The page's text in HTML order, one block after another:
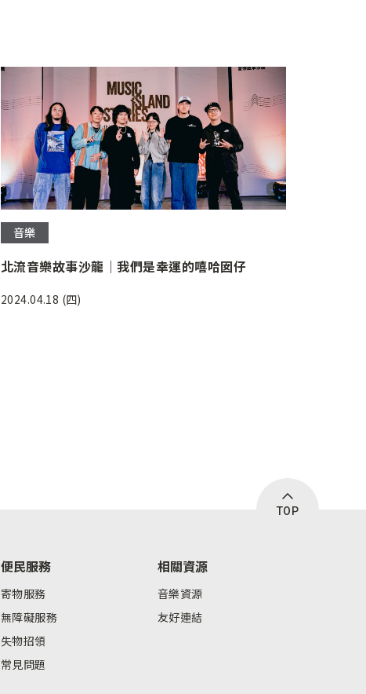
音樂
北流音樂故事沙龍｜我們是幸運的嘻哈囡仔
2024.04.18 (四)
TOP
便民服務
寄物服務
無障礙服務
失物招領
常見問題
相關資源
音樂資源
友好連結